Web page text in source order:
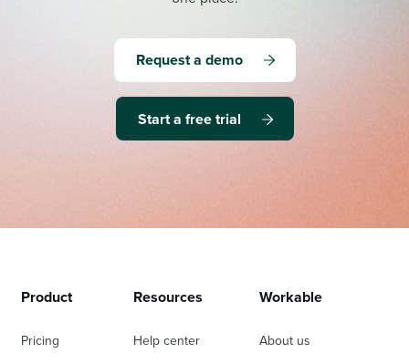
Request a demo
Start a free trial
Product
Pricing
Resources
Help center
Workable
About us